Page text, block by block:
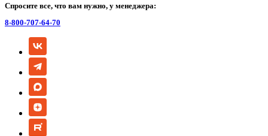
Спросите все, что вам нужно, у менеджера:
8-800-707-64-70